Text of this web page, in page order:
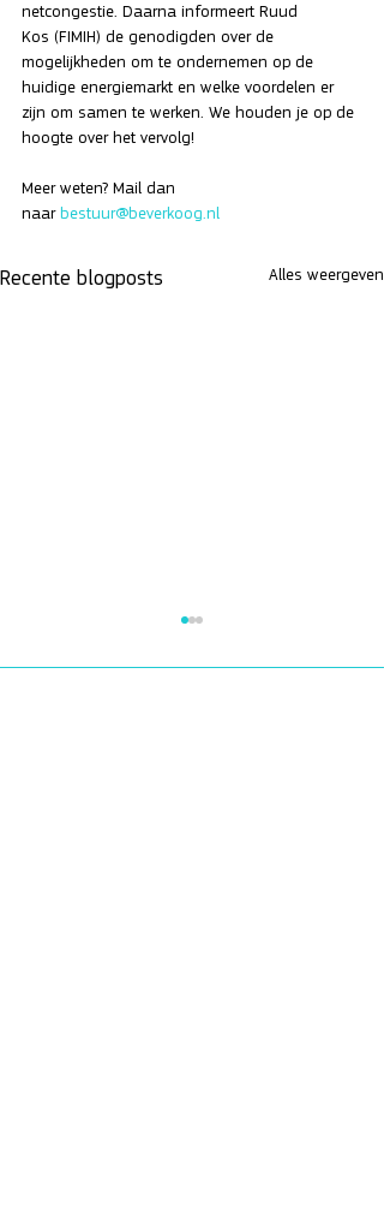
netcongestie. Daarna informeert Ruud
Kos (FIMIH) de genodigden over de
mogelijkheden om te ondernemen op de
huidige energiemarkt en welke voordelen er
zijn om samen te werken. We houden je op de
hoogte over het vervolg!
Meer weten? Mail dan
naar bestuur@beverkoog.nl
Recente blogposts Alles weergeven